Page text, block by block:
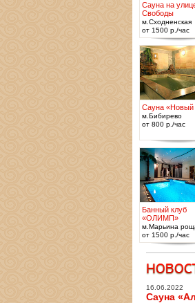
Сауна на
Свободы
м.Сходненская
от 1500 р./час
Сауна «Новый
м.Бибирево
от 800 р./час
Банный клуб
«ОЛИМП»
м.Марьина
от 1500 р./час
16.06.2022
Сауна